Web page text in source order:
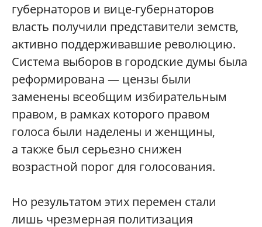
губернаторов и вице-губернаторов
власть получили представители земств,
активно поддерживавшие революцию.
Система выборов в городские думы была
реформирована — цензы были
заменены всеобщим избирательным
правом, в рамках которого правом
голоса были наделены и женщины,
а также был серьезно снижен
возрастной порог для голосования.
Но результатом этих перемен стали
лишь чрезмерная политизация